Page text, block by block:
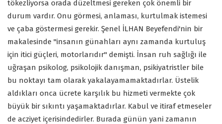
tökezliyorsa orada düzeltmesi gereken çok önemli bir
durum vardır. Onu görmesi, anlaması, kurtulmak istemesi
ve çaba göstermesi gerekir. Şenel İLHAN Beyefendi'nin bir
makalesinde "insanın günahları aynı zamanda kurtuluş
için itici güçleri, motorlarıdır" demişti. İnsan ruh sağlığı ile
uğraşan psikolog, psikolojik danışman, psikiyatristler bile
bu noktayı tam olarak yakalayamamaktadırlar. Üstelik
aldıkları onca ücrete karşılık bu hizmeti vermekte çok
büyük bir sıkıntı yaşamaktadırlar. Kabul ve itiraf etmeseler
de acziyet içerisindedirler. Burada günün yani zamanın